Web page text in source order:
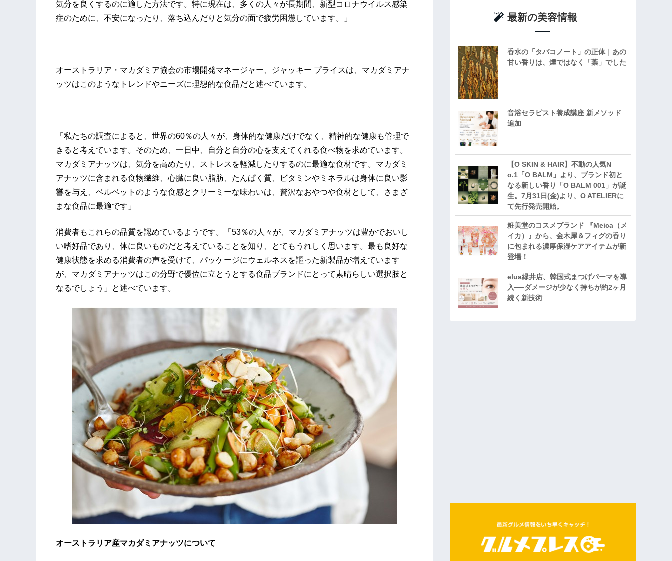
気分を良くするのに適した方法です。特に現在は、多くの人々が長期間、新型コロナウイルス感染
症のために、不安になったり、落ち込んだりと気分の面で疲労困憊しています。」
オーストラリア・マカダミア協会の市場開発マネージャー、ジャッキー プライスは、マカダミアナ
ッツはこのようなトレンドやニーズに理想的な食品だと述べています。
「私たちの調査によると、世界の60％の人々が、身体的な健康だけでなく、精神的な健康も管理で
きると考えています。そのため、一日中、自分と自分の心を支えてくれる食べ物を求めています。
マカダミアナッツは、気分を高めたり、ストレスを軽減したりするのに最適な食材です。マカダミ
アナッツに含まれる食物繊維、心臓に良い脂肪、たんぱく質、ビタミンやミネラルは身体に良い影
響を与え、ベルベットのような食感とクリーミーな味わいは、贅沢なおやつや食材として、さまざ
まな食品に最適です」
消費者もこれらの品質を認めているようです。「53％の人々が、マカダミアナッツは豊かでおいし
い嗜好品であり、体に良いものだと考えていることを知り、とてもうれしく思います。最も良好な
健康状態を求める消費者の声を受けて、パッケージにウェルネスを謳った新製品が増えています
が、マカダミアナッツはこの分野で優位に立とうとする食品ブランドにとって素晴らしい選択肢と
なるでしょう」と述べています。
オーストラリア産マカダミアナッツについて
最新の美容情報
香水の「タバコノート」の正体｜あの
甘い香りは、煙ではなく「葉」でした
音浴セラピスト養成講座 新メソッド
追加
【O SKIN & HAIR】不動の人気N
o.1「O BALM」より、ブランド初と
なる新しい香り「O BALM 001」が誕
生。7月31日(金)より、O ATELIERに
て先行発売開始。
粧美堂のコスメブランド 『Meica（メ
イカ）』から、金木犀＆フィグの香り
に包まれる濃厚保湿ケアアイテムが新
登場！
elua緑井店、韓国式まつげパーマを導
入──ダメージが少なく持ちが約2ヶ月
続く新技術